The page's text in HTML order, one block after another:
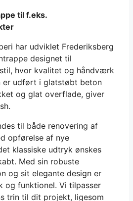
til f.eks.
har udviklet Frederiksberg
designet til
hvor kvalitet og håndværk
er udført i glatstøbt beton
og glat overflade, giver
til både renovering af
opførelse af nye
klassiske udtryk ønskes
Med sin robuste
og sit elegante design er
og funktionel. Vi tilpasser
trin til dit projekt, ligesom